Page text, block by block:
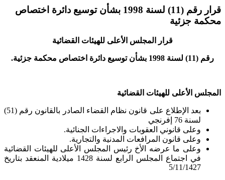
قرار رقم (11) لسنة 1998 بشأن توسيع دائرة اختصاص
محكمة جزئية
قرار المجلس الأعلى للهيئات القضائية
رقم (11) لسنة 1998 بشأن توسيع دائرة اختصاص محكمة جزئية.
المجلس الأعلى للهيئات القضائية
بعد الإطلاع على قانون نظام القضاء الصادر بالقانون رقم (51)
لسنة 76 إفرنجي
وعلى قانوني العقوبات والاجراءات الجنائية.
وعلى قانون المرافعات المدنية والتجارية.
وعلى ما عرضه الأخ رئيس المجلس الأعلى للهيئات القضائية
في اجتماع المجلس الرابع لسنة 1428 ميلادية المنعقد بتاريخ
5/11/1427